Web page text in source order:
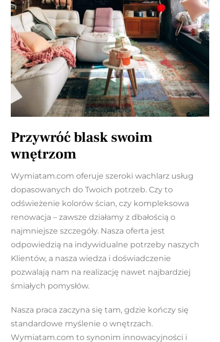
Przywróć blask swoim
wnętrzom
Wymiatam.com oferuje szeroki wachlarz usług
dopasowanych do Twoich potrzeb. Czy to
odświeżenie kolorów ścian, czy kompleksowa
renowacja – zawsze działamy z dbałością o
najmniejsze szczegóły. Nasza oferta jest
odpowiedzią na indywidualne potrzeby naszych
Klientów, a nasza wiedza i doświadczenie
pozwalają nam na realizację nawet najbardziej
śmiałych pomysłów.
Nasza praca zaczyna się tam, gdzie kończy się
standardowe myślenie o wnętrzach.
Wymiatam.com to synonim innowacyjności i